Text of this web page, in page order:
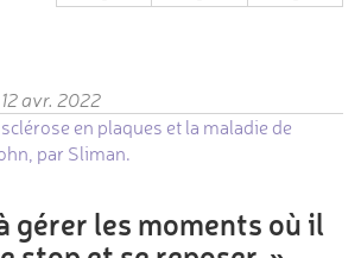
avr. 2022
en plaques et la maladie de
par Sliman.
gérer les moments où il